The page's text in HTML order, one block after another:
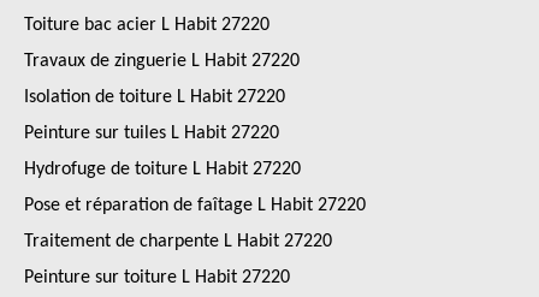
Toiture bac acier L Habit 27220
Travaux de zinguerie L Habit 27220
Isolation de toiture L Habit 27220
Peinture sur tuiles L Habit 27220
Hydrofuge de toiture L Habit 27220
Pose et réparation de faîtage L Habit 27220
Traitement de charpente L Habit 27220
Peinture sur toiture L Habit 27220